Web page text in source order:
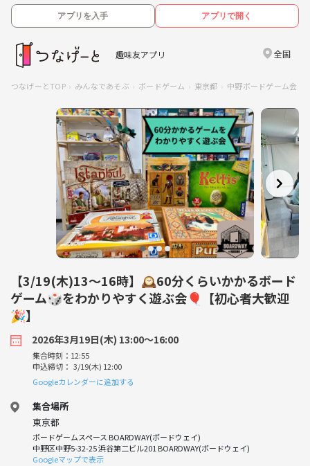
アプリを入手 アプリで開く
趣味友アプリ 全国
つなげーとTOP みんなであそぶ ボードゲーム 東京都 中野ボードゲーム会
【3/19(木)13〜16時】🕰️60分くらいかかるボード
ゲーム🎲をわかりやすく遊ぶ会🎈【初心者大歓迎
🎉】
2026年3月19日(木) 13:00〜16:00
集合時刻：12:55
申込締切： 3/19(木) 12:00
Googleカレンダーに追加する
集合場所
東京都
ボードゲームスペース BOARDWAY(ボードウェイ)
中野区中野5-32-25 浜谷第二ビル201 BOARDWAY(ボードウェイ)
Googleマップで表示